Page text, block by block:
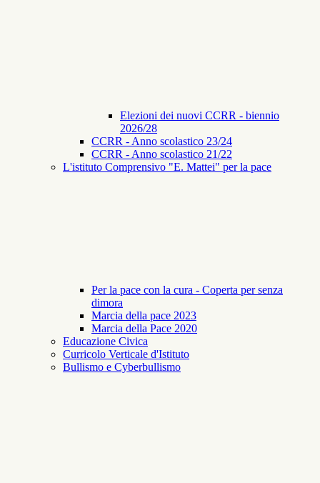
Elezioni dei nuovi CCRR - biennio
2026/28
CCRR - Anno scolastico 23/24
CCRR - Anno scolastico 21/22
L'istituto Comprensivo "E. Mattei" per la pace
Per la pace con la cura - Coperta per senza
dimora
Marcia della pace 2023
Marcia della Pace 2020
Educazione Civica
Curricolo Verticale d'Istituto
Bullismo e Cyberbullismo